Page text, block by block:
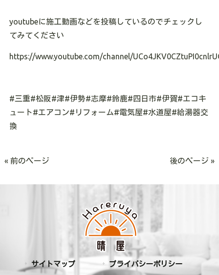
youtubeに施工動画などを投稿しているのでチェックし
てみてください
https://www.youtube.com/channel/
#三重#松阪#津#伊勢#志摩#鈴鹿#四日市#伊賀#エコキ
ュート#エアコン#リフォーム#電気屋#水道屋#給湯器交
換
« 前のページ 後のページ »
サイトマップ プライバシーポリシー